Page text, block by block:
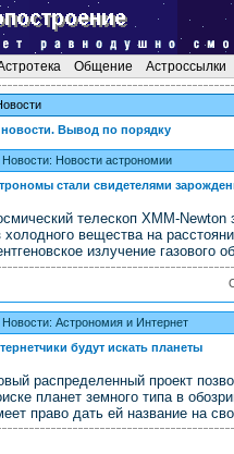
Общение Астроссылки
Вывод по порядку
Новости: Новости астрономии
стали свидетелями
телескоп XMM-
холодного вещества на
излучение газового
Новости: Астрономия и Интернет
будут искать планеты
распределенный проект
планет земного типа в
право дать ей название на